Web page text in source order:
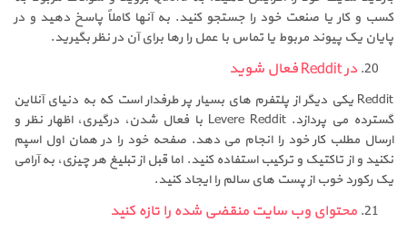
کسب و کار یا صنعت خود را جستجو کنید. به آنها کاملاً پاسخ دهید و در
پایان یک پیوند مربوط یا تماس با عمل را رها برای آن در نظر بگیرید.
در Reddit فعال شوید
Reddit یکی دیگر از پلتفرم های بسیار پر طرفدار است که به دنیای آنلاین
گسترده می پردازد. Levere Reddit با فعال شدن، درگیری، اظهار نظر و
ارسال مطلب کار خود را انجام می دهد. صفحه خود را در همان اول اسپم
نکنید و از تاکتیک و ترکیب استفاده کنید. اما قبل از تبلیغ هر چیزی، به آرامی
یک رکورد خوب از پست های سالم را ایجاد کنید.
محتوای وب سایت منقضی شده را تازه کنید